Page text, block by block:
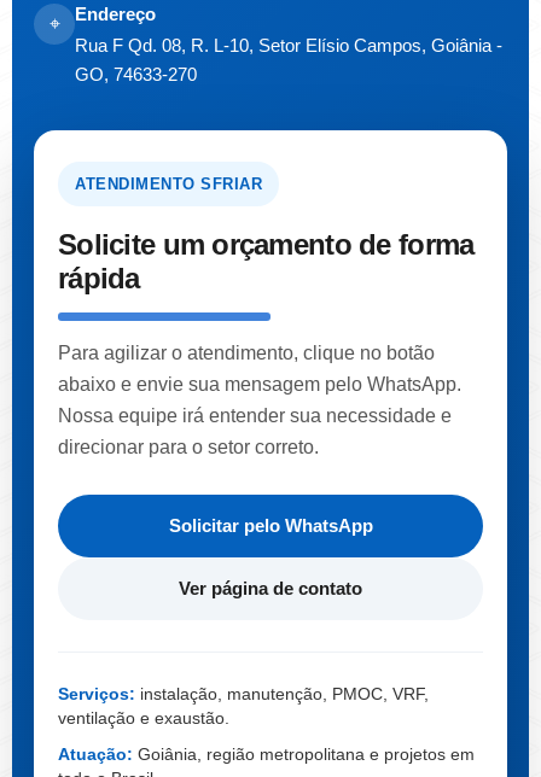
⌖
Endereço
Rua F Qd. 08, R. L-10, Setor Elísio Campos, Goiânia -
GO, 74633-270
ATENDIMENTO SFRIAR
Solicite um orçamento de forma
rápida
Para agilizar o atendimento, clique no botão
abaixo e envie sua mensagem pelo WhatsApp.
Nossa equipe irá entender sua necessidade e
direcionar para o setor correto.
Solicitar pelo WhatsApp
Ver página de contato
Serviços: instalação, manutenção, PMOC, VRF,
ventilação e exaustão.
Atuação: Goiânia, região metropolitana e projetos em